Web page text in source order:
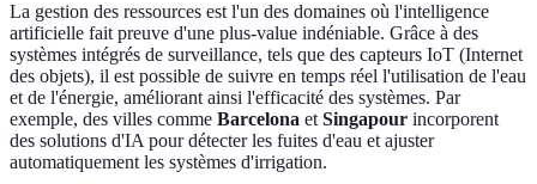
La gestion des ressources est l'un des domaines où l'intelligence
artificielle fait preuve d'une plus-value indéniable. Grâce à des
systèmes intégrés de surveillance, tels que des capteurs IoT (Internet
des objets), il est possible de suivre en temps réel l'utilisation de l'eau
et de l'énergie, améliorant ainsi l'efficacité des systèmes. Par
exemple, des villes comme Barcelona et Singapour incorporent
des solutions d'IA pour détecter les fuites d'eau et ajuster
automatiquement les systèmes d'irrigation.